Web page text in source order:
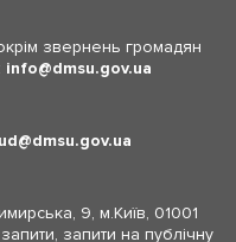
звернень громадян
info dmsu.gov.ua
dmsu.gov.ua
9, м.Київ, 01001
запити на публічну